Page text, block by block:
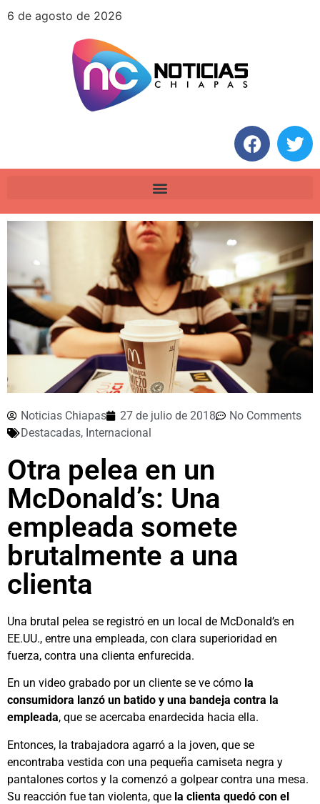
6 de agosto de 2026
Noticias Chiapas 27 de julio de 2018
No Comments
Destacadas, Internacional
Otra pelea en un
McDonald’s: Una
empleada somete
brutalmente a una
clienta
Una brutal pelea se registró en un local de McDonald’s en
EE.UU., entre una empleada, con clara superioridad en
fuerza, contra una clienta enfurecida.
En un video grabado por un cliente se ve cómo la
consumidora lanzó un batido y una bandeja contra la
empleada, que se acercaba enardecida hacia ella.
Entonces, la trabajadora agarró a la joven, que se
encontraba vestida con una pequeña camiseta negra y
pantalones cortos y la comenzó a golpear contra una mesa.
Su reacción fue tan violenta, que la clienta quedó con el